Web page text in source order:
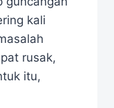
kali
rusak,
itu,